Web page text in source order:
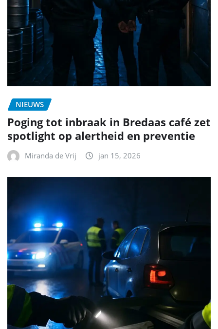
NIEUWS
Poging tot inbraak in Bredaas café zet
spotlight op alertheid en preventie
Miranda de Vrij jan 15, 2026